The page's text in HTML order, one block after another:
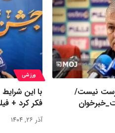
نیست/
ورزشی
با این
فکر کرد +
آذر ۲۶, ۱۴۰۴